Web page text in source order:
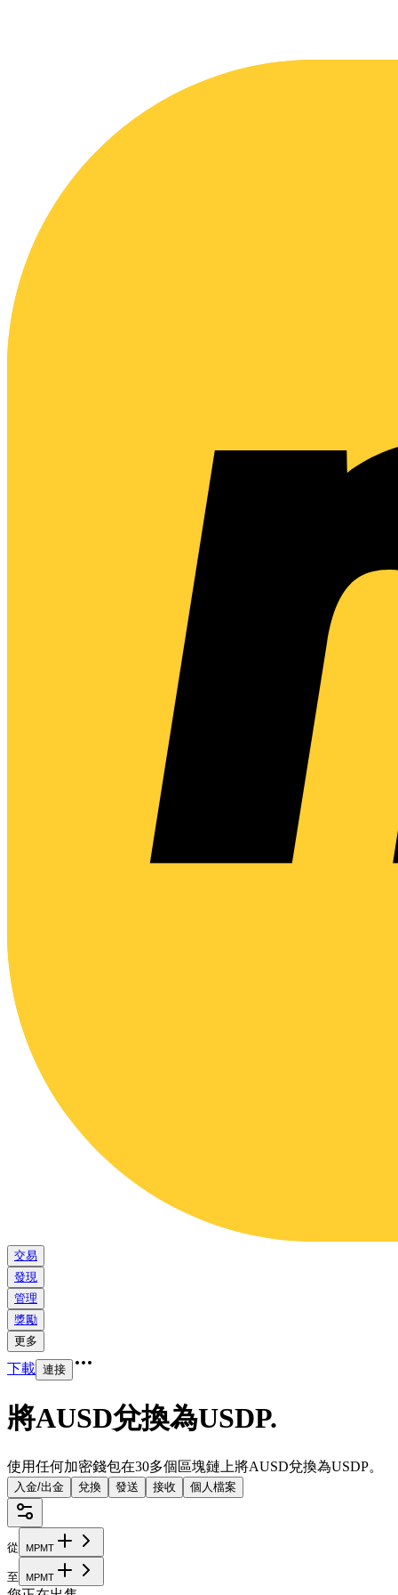
交易
發現
管理
獎勵
更多
下載 連接
將AUSD兌換為USDP.
使用任何加密錢包在30多個區塊鏈上將AUSD兌換為USDP。
入金/出金 兌換 發送 接收 個人檔案
從 MPMT
至 MPMT